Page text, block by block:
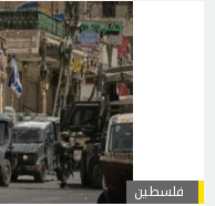
فلسطين